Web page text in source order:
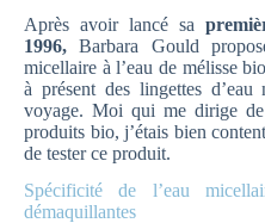
Après avoir lancé sa
1996, Barbara Gould
micellaire à l’eau de mélisse
à présent des lingettes d’eau
voyage. Moi qui me dirige
produits bio, j’étais bien
de tester ce produit.
Spécificité de l’eau
démaquillantes